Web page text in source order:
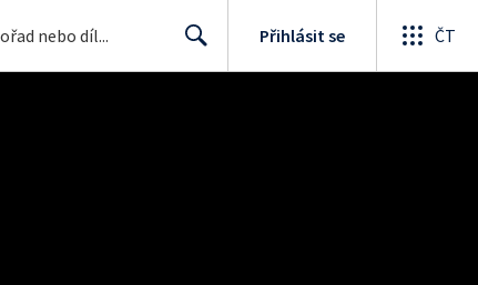
Přihlásit se ČT